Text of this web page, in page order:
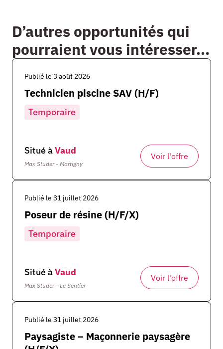
D’autres opportunités qui
pourraient vous intéresser...
Publié le 3 août 2026
Technicien piscine SAV (H/F)
Temporaire
Situé àVaud
Max Studer - Martigny
Voir l'offre
Publié le 31 juillet 2026
Poseur de résine (H/F/X)
Temporaire
Situé àVaud
Max Studer - Le Sentier
Voir l'offre
Publié le 31 juillet 2026
Paysagiste – Maçonnerie paysagère